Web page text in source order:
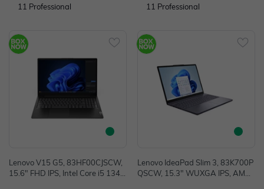
11 Professional
11 Professional
Lenovo V15 G5, 83HF00CJSCW,
15.6" FHD IPS, Intel Core i5 1342
Lenovo IdeaPad Slim 3, 83K700P
QSCW, 15.3" WUXGA IPS, AMD